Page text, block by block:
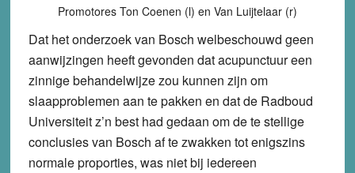
Promotores Ton Coenen (l) en Van Luijtelaar (r)
Dat het onderzoek van Bosch welbeschouwd geen
aanwijzingen heeft gevonden dat acupunctuur een
zinnige behandelwijze zou kunnen zijn om
slaapproblemen aan te pakken en dat de Radboud
Universiteit z’n best had gedaan om de te stellige
conclusies van Bosch af te zwakken tot enigszins
normale proporties, was niet bij iedereen